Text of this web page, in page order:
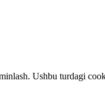
Ushbu turdagi